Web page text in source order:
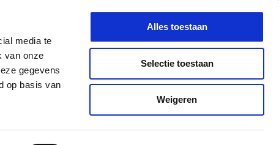
media te
van onze
gegevens
op basis van
Alles toestaan
Selectie toestaan
Weigeren
De beeldbank die wél werkt: waarom
simpel soms slim is
Itris en Docufiller bundelen krachten
voor betere huurderscommunicatie
  